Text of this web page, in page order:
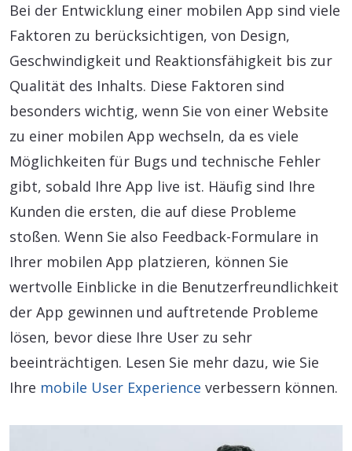
Bei der Entwicklung einer mobilen App sind viele
Faktoren zu berücksichtigen, von Design,
Geschwindigkeit und Reaktionsfähigkeit bis zur
Qualität des Inhalts. Diese Faktoren sind
besonders wichtig, wenn Sie von einer Website
zu einer mobilen App wechseln, da es viele
Möglichkeiten für Bugs und technische Fehler
gibt, sobald Ihre App live ist. Häufig sind Ihre
Kunden die ersten, die auf diese Probleme
stoßen. Wenn Sie also Feedback-Formulare in
Ihrer mobilen App platzieren, können Sie
wertvolle Einblicke in die Benutzerfreundlichkeit
der App gewinnen und auftretende Probleme
lösen, bevor diese Ihre User zu sehr
beeinträchtigen. Lesen Sie mehr dazu, wie Sie
Ihre mobile User Experience verbessern können.